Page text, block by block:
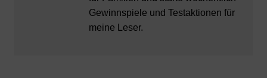
Gewinnspiele und Testaktionen für
meine Leser.